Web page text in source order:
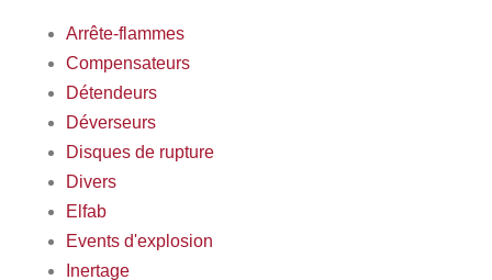
Arrête-flammes
Compensateurs
Détendeurs
Déverseurs
Disques de rupture
Divers
Elfab
Events d'explosion
Inertage